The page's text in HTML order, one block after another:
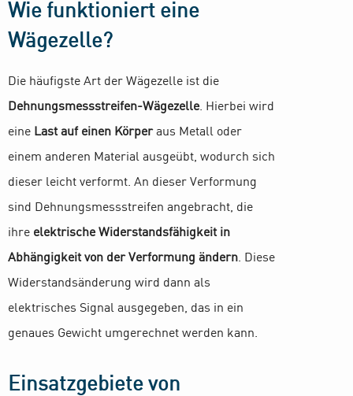
Wie funktioniert eine
Wägezelle?
Die häufigste Art der Wägezelle ist die
Dehnungsmessstreifen-Wägezelle. Hierbei wird
eine Last auf einen Körperaus Metall oder
einem anderen Material ausgeübt, wodurch sich
dieser leicht verformt. An dieser Verformung
sind Dehnungsmessstreifen angebracht, die
ihre elektrische Widerstandsfähigkeit in
Abhängigkeit von der Verformung ändern. Diese
Widerstandsänderung wird dann als
elektrisches Signal ausgegeben, das in ein
genaues Gewicht umgerechnet werden kann.
Einsatzgebiete von